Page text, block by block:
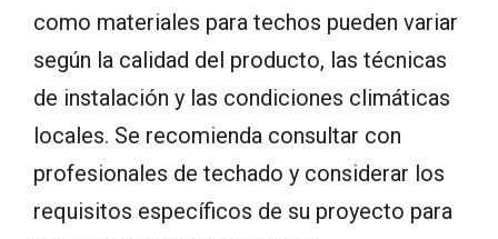
como materiales para techos pueden variar
según la calidad del producto, las técnicas
de instalación y las condiciones climáticas
locales. Se recomienda consultar con
profesionales de techado y considerar los
requisitos específicos de su proyecto para